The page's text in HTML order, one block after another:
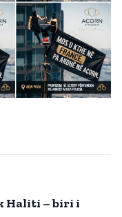
Haliti – biri i